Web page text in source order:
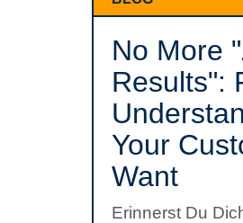
No More
Results":
Your
Want
Erinnerst Du